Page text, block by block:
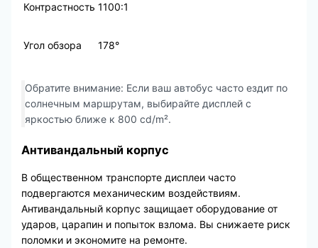
Контрастность 1100:1
Угол обзора 178°
Обратите внимание: Если ваш автобус часто ездит по
солнечным маршрутам, выбирайте дисплей с
яркостью ближе к 800 cd/m².
Антивандальный корпус
В общественном транспорте дисплеи часто
подвергаются механическим воздействиям.
Антивандальный корпус защищает оборудование от
ударов, царапин и попыток взлома. Вы снижаете риск
поломки и экономите на ремонте.